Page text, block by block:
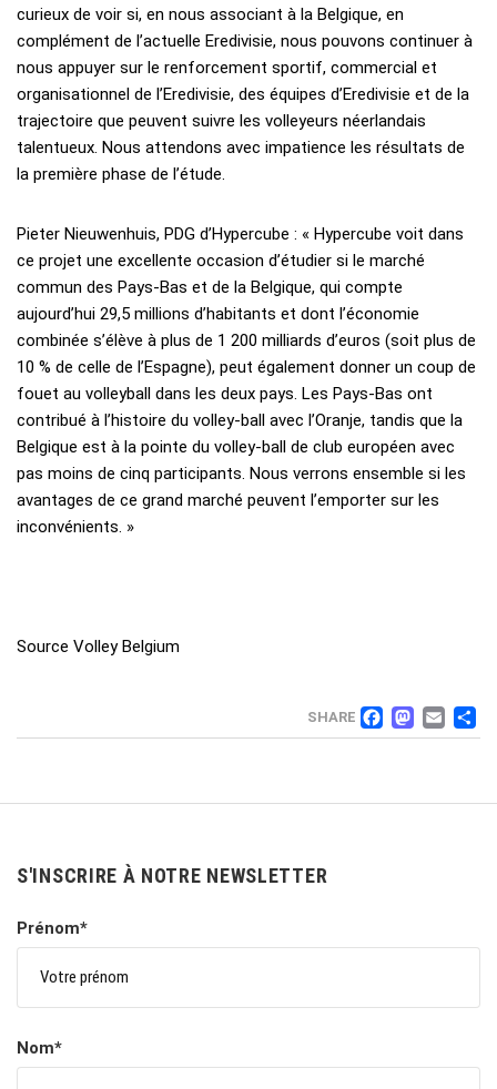
curieux de voir si, en nous associant à la Belgique, en
complément de l’actuelle Eredivisie, nous pouvons continuer à
nous appuyer sur le renforcement sportif, commercial et
organisationnel de l’Eredivisie, des équipes d’Eredivisie et de la
trajectoire que peuvent suivre les volleyeurs néerlandais
talentueux. Nous attendons avec impatience les résultats de
la première phase de l’étude.
Pieter Nieuwenhuis, PDG d’Hypercube : « Hypercube voit dans
ce projet une excellente occasion d’étudier si le marché
commun des Pays-Bas et de la Belgique, qui compte
aujourd’hui 29,5 millions d’habitants et dont l’économie
combinée s’élève à plus de 1 200 milliards d’euros (soit plus de
10 % de celle de l’Espagne), peut également donner un coup de
fouet au volleyball dans les deux pays. Les Pays-Bas ont
contribué à l’histoire du volley-ball avec l’Oranje, tandis que la
Belgique est à la pointe du volley-ball de club européen avec
pas moins de cinq participants. Nous verrons ensemble si les
avantages de ce grand marché peuvent l’emporter sur les
inconvénients. »
Source Volley Belgium
SHARE
S'INSCRIRE À NOTRE NEWSLETTER
Prénom*
Nom*